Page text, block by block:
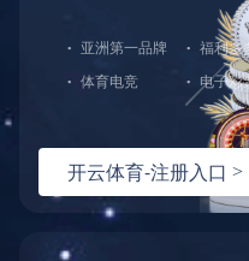
公共建设 铁路交通